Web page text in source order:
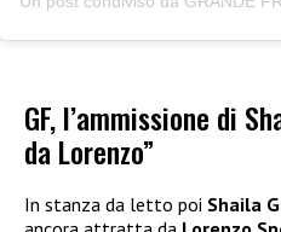
GF, l’ammissione di
da Lorenzo”
In stanza da letto poi Shaila